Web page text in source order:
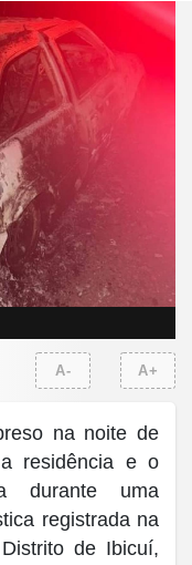
A- A+
na noite de
residência e o
durante uma
registrada na
de Ibicuí,